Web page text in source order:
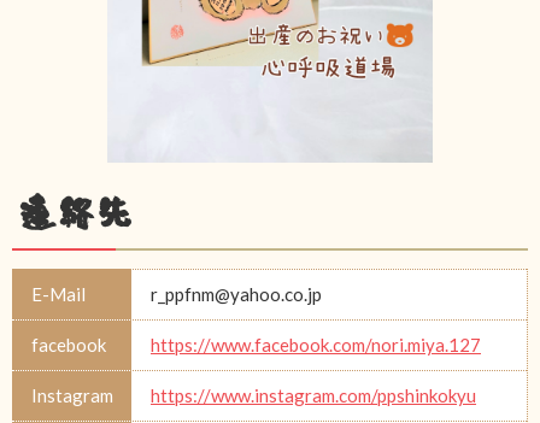
連絡先
E-Mail r_ppfnm@yahoo.co.jp
facebook https://www.facebook.com/nori.miya.127
Instagram https://www.instagram.com/ppshinkokyu